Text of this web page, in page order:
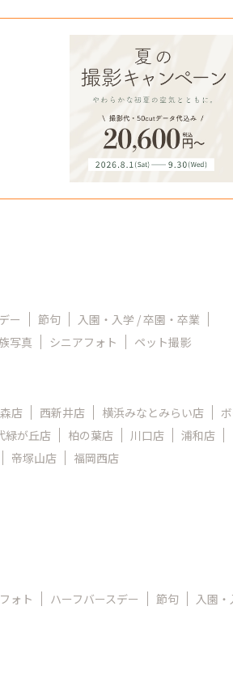
ー 節句
入園・入学 / 卒園・卒業
写真 シニアフォト ペット撮影
店 西新井店 横浜みなとみらい店
緑が丘店 柏の葉店 川口店 浦和店
帝塚山店 福岡西店
ォト ハーフバースデー 節句
入園